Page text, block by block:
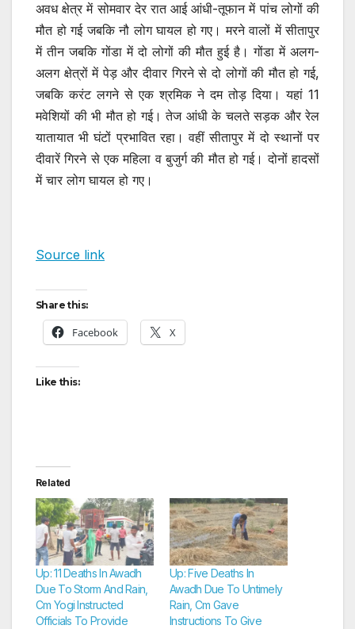
अवध क्षेत्र में सोमवार देर रात आई आंधी-तूफान में पांच लोगों की
मौत हो गई जबकि नौ लोग घायल हो गए। मरने वालों में सीतापुर
में तीन जबकि गोंडा में दो लोगों की मौत हुई है। गोंडा में अलग-
अलग क्षेत्रों में पेड़ और दीवार गिरने से दो लोगों की मौत हो गई,
जबकि करंट लगने से एक श्रमिक ने दम तोड़ दिया। यहां 11
मवेशियों की भी मौत हो गई। तेज आंधी के चलते सड़क और रेल
यातायात भी घंटों प्रभावित रहा। वहीं सीतापुर में दो स्थानों पर
दीवारें गिरने से एक महिला व बुजुर्ग की मौत हो गई। दोनों हादसों
में चार लोग घायल हो गए।
Source link
Share this:
Facebook X
Like this:
Related
Up: 11 Deaths In Awadh
Due To Storm And Rain,
Cm Yogi Instructed
Officials To Provide
Up: Five Deaths In
Awadh Due To Untimely
Rain, Cm Gave
Instructions To Give